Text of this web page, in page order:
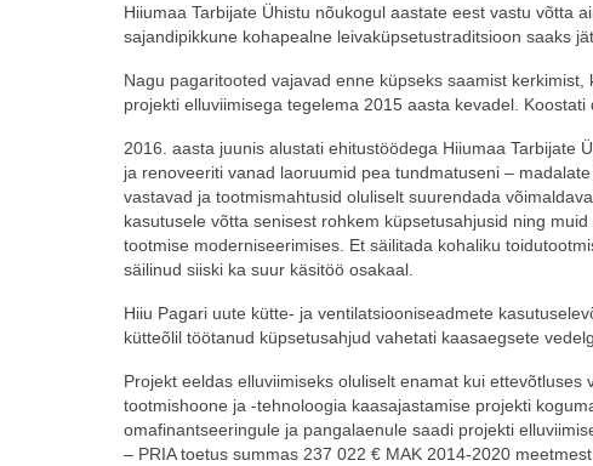
Hiiumaa Tarbijate Ühistu nõukogul aastate eest vastu võtta
sajandipikkune kohapealne leivaküpsetustraditsioon saaks
Nagu pagaritooted vajavad enne küpseks saamist
projekti elluviimisega tegelema 2015 aasta kevadel.
2016. aasta juunis alustati ehitustöödega Hiiumaa Tarbijate
ja renoveeriti vanad laoruumid pea tundmatuseni –
vastavad ja tootmismahtusid oluliselt suurendada
kasutusele võtta senisest rohkem küpsetusahjusid ning
tootmise moderniseerimises. Et säilitada kohaliku
säilinud siiski ka suur käsitöö osakaal.
Hiiu Pagari uute kütte- ja ventilatsiooniseadmete
kütteõlil töötanud küpsetusahjud vahetati kaasaegsete
Projekt eeldas elluviimiseks oluliselt enamat kui
tootmishoone ja -tehnoloogia kaasajastamise projekti
omafinantseeringule ja pangalaenule saadi projekti
– PRIA toetus summas 237 022 € MAK 2014-2020